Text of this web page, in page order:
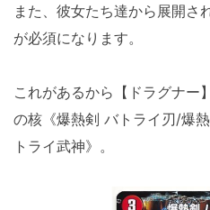
また、彼女たち達から展開さ
が必須になります。
これがあるから【ドラグナー
の核《爆熱剣 バトライ刃/爆
トライ武神》。